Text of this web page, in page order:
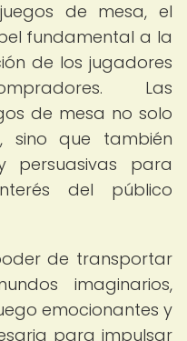
de mesa, el
fundamental a la
de los jugadores
Las
de mesa no solo
sino que también
persuasivas para
del público
de transportar
imaginarios,
emocionantes y
para impulsar